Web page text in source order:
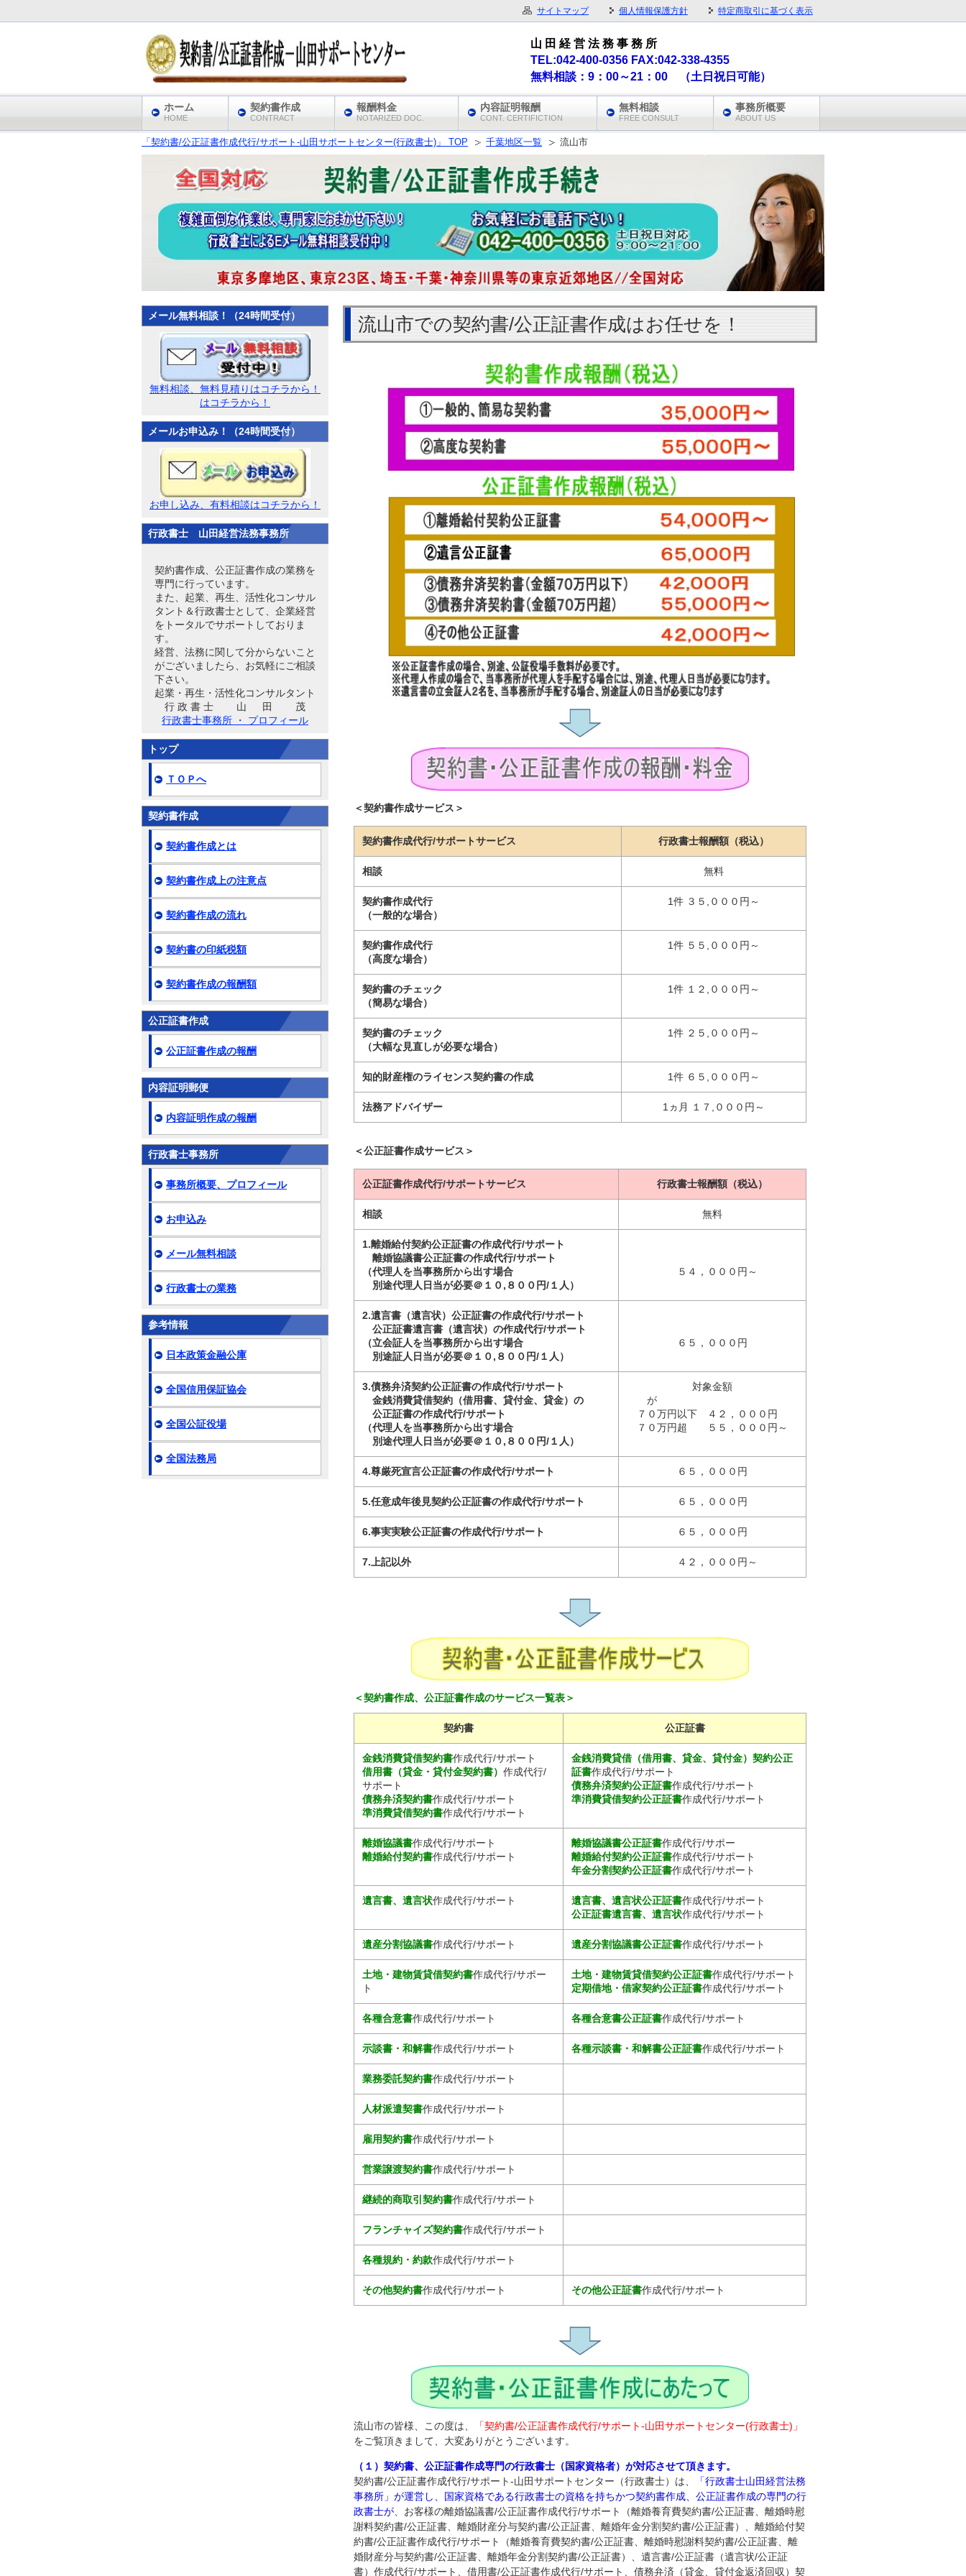
「契約書/公正証書作成代行/サポート‐山田サポートセンター(行政書士)」 TOP 千葉地区一覧 流山市
流山市での契約書/公正証書作成はお任せを！
＜契約書作成サービス＞
契約書作成代行/サポートサービス 行政書士報酬額（税込）
相談 無料
契約書作成代行
（一般的な場合）
1件 ３５,０００円～
契約書作成代行
（高度な場合）
1件 ５５,０００円～
契約書のチェック
（簡易な場合）
1件 １２,０００円～
契約書のチェック
（大幅な見直しが必要な場合）
1件 ２５,０００円～
知的財産権のライセンス契約書の作成 1件 ６５,０００円～
法務アドバイザー 1ヵ月 １７,０００円～
＜公正証書作成サービス＞
公正証書作成代行/サポートサービス 行政書士報酬額（税込）
相談 無料
1.離婚給付契約公正証書の作成代行/サポート
離婚協議書公正証書の作成代行/サポート
（代理人を当事務所から出す場合
別途代理人日当が必要＠１０,８００円/１人）
５４，０００円～
2.遺言書（遺言状）公正証書の作成代行/サポート
公正証書遺言書（遺言状）の作成代行/サポート
（立会証人を当事務所から出す場合
別途証人日当が必要＠１０,８００円/１人）
６５，０００円
3.債務弁済契約公正証書の作成代行/サポート
金銭消費貸借契約（借用書、貸付金、貸金）の
公正証書の作成代行/サポート
（代理人を当事務所から出す場合
別途代理人日当が必要＠１０,８００円/１人）
対象金額
が
７０万円以下 ４２，０００円
７０万円超 ５５，０００円～
4.尊厳死宣言公正証書の作成代行/サポート ６５，０００円
5.任意成年後見契約公正証書の作成代行/サポート ６５，０００円
6.事実実験公正証書の作成代行/サポート ６５，０００円
7.上記以外 ４２，０００円～
＜契約書作成、公正証書作成のサービス一覧表＞
契約書 公正証書
金銭消費貸借契約書作成代行/サポート
借用書（貸金・貸付金契約書）作成代行/
サポート
債務弁済契約書作成代行/サポート
準消費貸借契約書作成代行/サポート
金銭消費貸借（借用書、貸金、貸付金）契約公正
証書作成代行/サポート
債務弁済契約公正証書作成代行/サポート
準消費貸借契約公正証書作成代行/サポート
離婚協議書作成代行/サポート
離婚給付契約書作成代行/サポート
離婚協議書公正証書作成代行/サポー
離婚給付契約公正証書作成代行/サポート
年金分割契約公正証書作成代行/サポート
遺言書、遺言状作成代行/サポート 遺言書、遺言状公正証書作成代行/サポート
公正証書遺言書、遺言状作成代行/サポート
遺産分割協議書作成代行/サポート 遺産分割協議書公正証書作成代行/サポート
土地・建物賃貸借契約書作成代行/サポー
ト
土地・建物賃貸借契約公正証書作成代行/サポート
定期借地・借家契約公正証書作成代行/サポート
各種合意書作成代行/サポート 各種合意書公正証書作成代行/サポート
示談書・和解書作成代行/サポート 各種示談書・和解書公正証書作成代行/サポート
業務委託契約書作成代行/サポート
人材派遣契書作成代行/サポート
雇用契約書作成代行/サポート
営業譲渡契約書作成代行/サポート
継続的商取引契約書作成代行/サポート
フランチャイズ契約書作成代行/サポート
各種規約・約款作成代行/サポート
その他契約書作成代行/サポート その他公正証書作成代行/サポート
流山市の皆様、この度は、
「契約書/公正証書作成代行/サポート‐山田サポートセンター(行政書士)」
をご覧頂きまして、大変ありがとうございます。
（１）契約書、公正証書作成専門の行政書士（国家資格者）が対応させて頂きます。
契約書/公正証書作成代行/サポート-山田サポートセンター（行政書士）は、
「行政書士山田経営法務
事務所」が運営し、国家資格である行政書士の資格を持ちかつ契約書作成、公正証書作成の専門の行
政書士が、お客様の離婚協議書/公正証書作成代行/サポート（離婚養育費契約書/公正証書、離婚時慰
謝料契約書/公正証書、離婚財産分与契約書/公正証書、離婚年金分割契約書/公正証書）、離婚給付契
約書/公正証書作成代行/サポート（離婚養育費契約書/公正証書、離婚時慰謝料契約書/公正証書、離
婚財産分与契約書/公正証書、離婚年金分割契約書/公正証書）、遺言書/公正証書（遺言状/公正証
書）作成代行/サポート、借用書/公正証書作成代行/サポート、債務弁済（貸金、貸付金返済回収）契
メール無料相談！（24時間受付）
無料相談、無料見積りはコチラから！
はコチラから！
メールお申込み！（24時間受付）
お申し込み、有料相談はコチラから！
行政書士 山田経営法務事務所
契約書作成、公正証書作成の業務を
専門に行っています。
また、起業、再生、活性化コンサル
タント＆行政書士として、企業経営
をトータルでサポートしておりま
す。
経営、法務に関して分からないこと
がございましたら、お気軽にご相談
下さい。
起業・再生・活性化コンサルタント
行 政 書 士 山 田 茂
行政書士事務所 ・ プロフィール
トップ
ＴＯＰへ
契約書作成
契約書作成とは
契約書作成上の注意点
契約書作成の流れ
契約書の印紙税額
契約書作成の報酬額
公正証書作成
公正証書作成の報酬
内容証明郵便
内容証明作成の報酬
行政書士事務所
事務所概要、プロフィール
お申込み
メール無料相談
行政書士の業務
参考情報
日本政策金融公庫
全国信用保証協会
全国公証役場
全国法務局
サイトマップ 個人情報保護方針 特定商取引に基づく表示
山 田 経 営 法 務 事 務 所
TEL:042-400-0356 FAX:042-338-4355
無料相談：9：00～21：00 （土日祝日可能）
ホーム
HOME
契約書作成
CONTRACT
報酬料金
NOTARIZED DOC.
内容証明報酬
CONT. CERTIFICTION
無料相談
FREE CONSULT
事務所概要
ABOUT US